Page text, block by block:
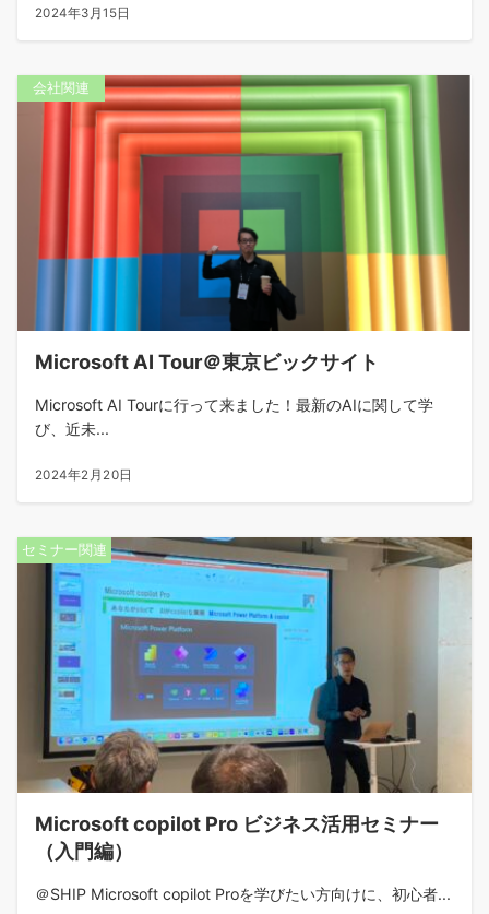
2024年3月15日
会社関連
Microsoft AI Tour＠東京ビックサイト
Microsoft AI Tourに行って来ました！最新のAIに関して学
び、近未...
2024年2月20日
セミナー関連
Microsoft copilot Pro ビジネス活用セミナー
（入門編）
＠SHIP Microsoft copilot Proを学びたい方向けに、初心者...